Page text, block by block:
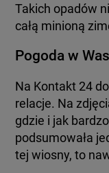
Takich opadów
całą minioną
Pogoda w
Na Kontakt 24
relacje. Na
gdzie i jak
podsumowała
tej wiosny, to